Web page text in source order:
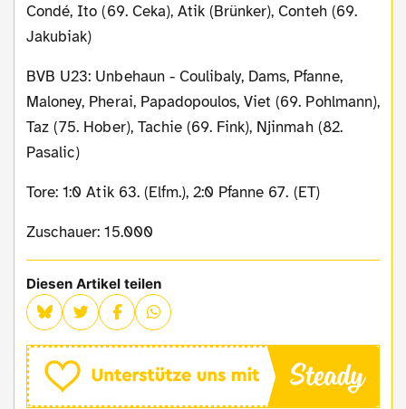
Condé, Ito (69. Ceka), Atik (Brünker), Conteh (69.
Jakubiak)
BVB U23: Unbehaun - Coulibaly, Dams, Pfanne,
Maloney, Pherai, Papadopoulos, Viet (69. Pohlmann),
Taz (75. Hober), Tachie (69. Fink), Njinmah (82.
Pasalic)
Tore: 1:0 Atik 63. (Elfm.), 2:0 Pfanne 67. (ET)
Zuschauer: 15.000
Diesen Artikel teilen